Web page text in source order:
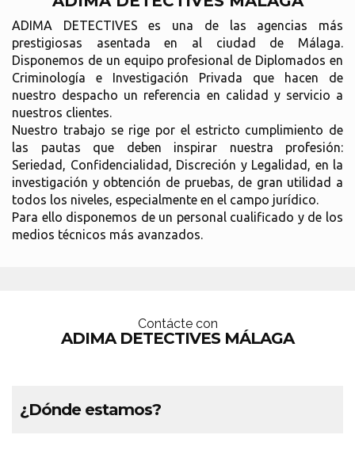
ADIMA DETECTIVES es una de las agencias más
prestigiosas asentada en al ciudad de Málaga.
Disponemos de un equipo profesional de Diplomados en
Criminología e Investigación Privada que hacen de
nuestro despacho un referencia en calidad y servicio a
nuestros clientes.
Nuestro trabajo se rige por el estricto cumplimiento de
las pautas que deben inspirar nuestra profesión:
Seriedad, Confidencialidad, Discreción y Legalidad, en la
investigación y obtención de pruebas, de gran utilidad a
todos los niveles, especialmente en el campo jurídico.
Para ello disponemos de un personal cualificado y de los
medios técnicos más avanzados.
Contácte con
ADIMA DETECTIVES MÁLAGA
¿Dónde estamos?